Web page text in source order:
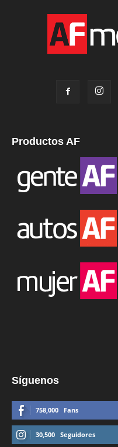
Productos AF
Síguenos
758,000 Fans
30,500 Seguidores